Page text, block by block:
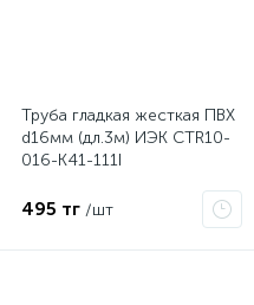
Труба гладкая жесткая ПВХ
d16мм (дл.3м) ИЭК CTR10-
016-K41-111I
495 тг /шт